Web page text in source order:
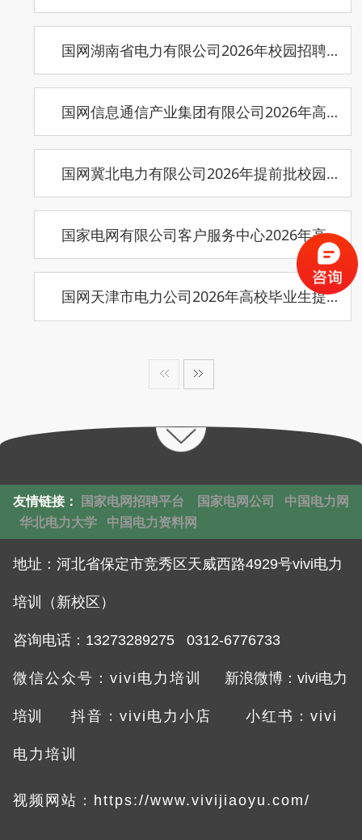
国网湖南省电力有限公司2026年校园招聘宣讲行程发布
国网信息通信产业集团有限公司2026年高校毕业生校园招聘安排（动态更新）
国网冀北电力有限公司2026年提前批校园招聘宣讲行程发布（动态更新）
国家电网有限公司客户服务中心2026年高校毕业生提前批校园招聘工作启动
国网天津市电力公司2026年高校毕业生提前批次招聘安排
友情链接： 国家电网招聘平台 国家电网公司
中国电力网
华北电力大学
中国电力资料网
地址： 河北省保定市竞秀区天威西路4929号vivi电力
培训（新校区）
咨询电话：13273289275 0312-6776733
微信公众号：vivi电力培训 新浪微博：vivi电力
培训 抖音：vivi电力小店 小红书：vivi
电力培训
视频网站： https://www.vivijiaoyu.com/